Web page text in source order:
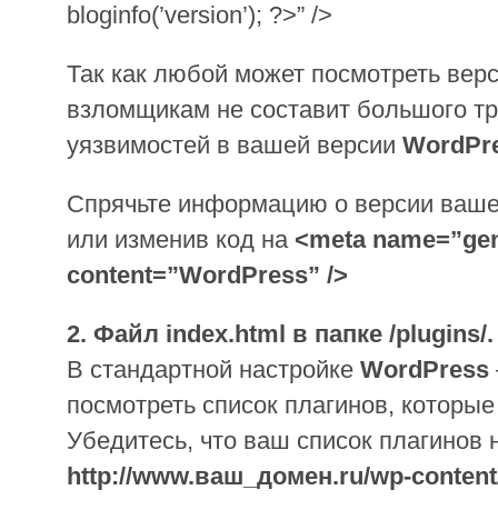
bloginfo(’version’); ?>” />
Так как любой может посмотреть
взломщикам не составит большого
уязвимостей в вашей версии
Спрячьте информацию о версии
или изменив код на <meta
content=”WordPress” />
2. Файл index.html в папке /plugins/.
В стандартной настройке WordPress
посмотреть список плагинов,
Убедитесь, что ваш список плагинов
http://www.ваш_домен.ru/wp-